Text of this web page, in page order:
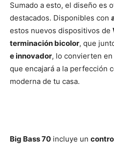
Sumado a esto, el diseño es
destacados. Disponibles con
estos nuevos dispositivos de
terminación bicolor, que
e innovador, lo convierten
que encajará a la perfección
moderna de tu casa.
Big Bass 70 incluye un